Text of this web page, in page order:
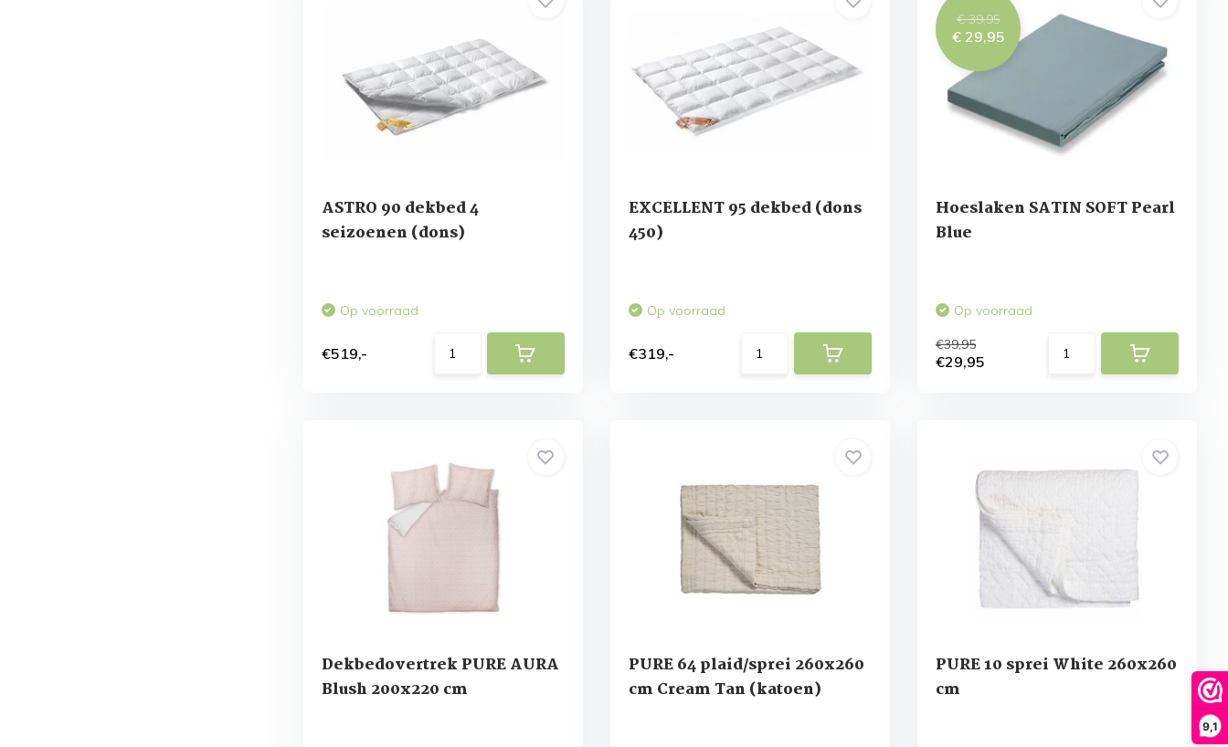
9,1
ASTRO 90 dekbed 4
seizoenen (dons)
Op voorraad
€519,-
EXCELLENT 95 dekbed (dons
450)
Op voorraad
€319,-
€ 39,95
€ 29,95
Hoeslaken SATIN SOFT Pearl
Blue
Op voorraad
€39,95
€29,95
Dekbedovertrek PURE AURA
Blush 200x220 cm
PURE 64 plaid/sprei 260x260
cm Cream Tan (katoen)
PURE 10 sprei White 260x260
cm